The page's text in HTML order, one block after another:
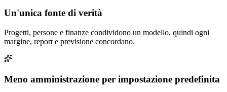
Un'unica fonte di verità
Progetti, persone e finanze condividono un modello, quindi ogni
margine, report e previsione concordano.
Meno amministrazione per impostazione predefinita